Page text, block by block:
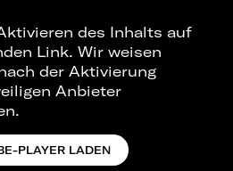
des Inhalts auf
Link. Wir weisen
der Aktivierung
Anbieter
PLAYER LADEN